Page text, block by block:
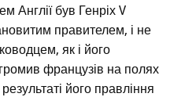
Англії був Генріх V
правителем, і не
як і його
французів на полях
його правління